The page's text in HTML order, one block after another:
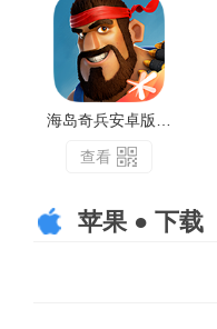
查看
苹果 ● 下载